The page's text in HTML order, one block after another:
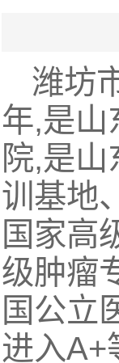
潍坊
年,是山
院,是
训基地
国家高
级肿瘤
国公立
进入A+